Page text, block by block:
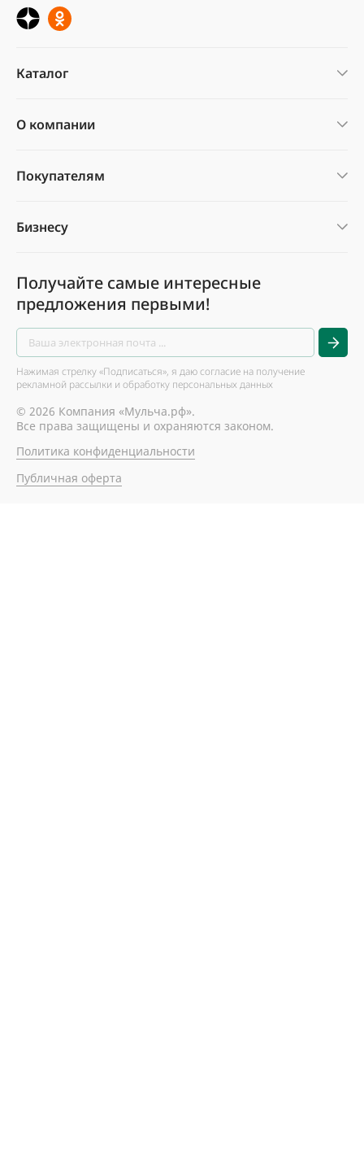
560 ₽
Каталог
О компании
Покупателям
Бизнесу
Получайте самые интересные
предложения первыми!
Нажимая стрелку «Подписаться», я даю согласие на получение
рекламной рассылки и обработку персональных данных
© 2026 Компания «Мульча.рф».
Все права защищены и охраняются законом.
Политика конфиденциальности
Публичная оферта